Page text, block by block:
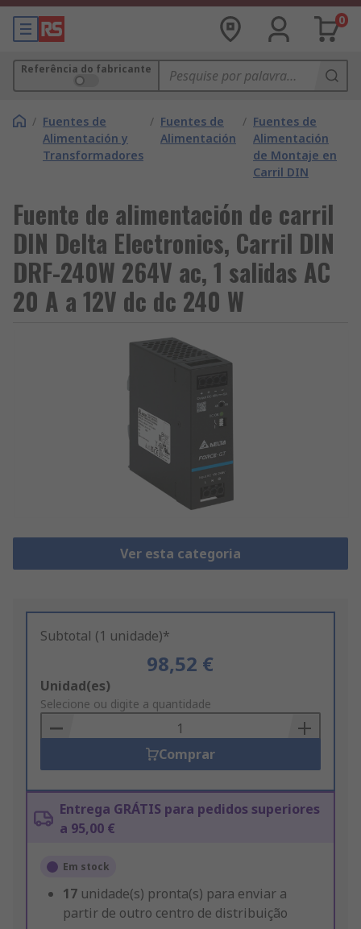
0
Referência do fabricante
/ Fuentes de
Alimentación y
Transformadores
/ Fuentes de
Alimentación
/ Fuentes de
Alimentación
de Montaje en
Carril DIN
Fuente de alimentación de carril
DIN Delta Electronics, Carril DIN
DRF-240W 264V ac, 1 salidas AC
20 A a 12V dc dc 240 W
Ver esta categoria
Subtotal (1 unidade)*
98,52 €
Add
to
Basket
Unidad(es)
Selecione ou digite a quantidade
Comprar
Entrega GRÁTIS para pedidos superiores
a 95,00 €
Em stock
17 unidade(s) pronta(s) para enviar a
partir de outro centro de distribuição